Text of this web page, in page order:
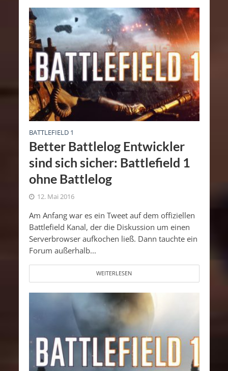
BATTLEFIELD 1
Better Battlelog Entwickler
sind sich sicher: Battlefield 1
ohne Battlelog
12. Mai 2016
Am Anfang war es ein Tweet auf dem offiziellen
Battlefield Kanal, der die Diskussion um einen
Serverbrowser aufkochen ließ. Dann tauchte ein
Forum außerhalb...
WEITERLESEN